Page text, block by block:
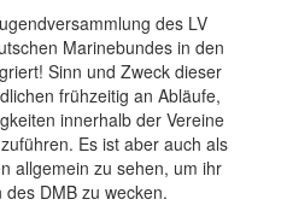
des LV
Marinebundes in den
Sinn und Zweck dieser
frühzeitig an Abläufe,
innerhalb der Vereine
Es ist aber auch als
allgemein zu sehen, um ihr
DMB zu wecken.